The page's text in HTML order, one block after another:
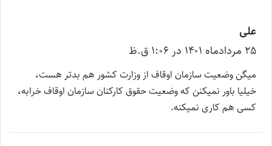
علی
ف
ت
:
۲۵ مرداد‌ماه ۱۴۰۱ در ۱:۰۶ ق.ظ
میگن وضعیت سازمان اوقاف از وزارت کشور هم بدتر هست،
خیلیا باور نمیکنن که وضعیت حقوق کارکنان سازمان اوقاف خرابه،
کسی هم کاری نمیکنه.